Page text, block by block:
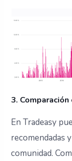
3.
En Tradeasy
recomendadas
comunidad.